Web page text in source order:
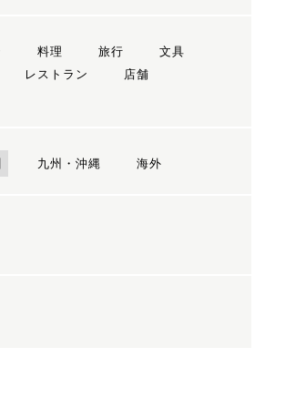
料理 旅行
文具
レストラン
店舗
九州・沖縄 海外